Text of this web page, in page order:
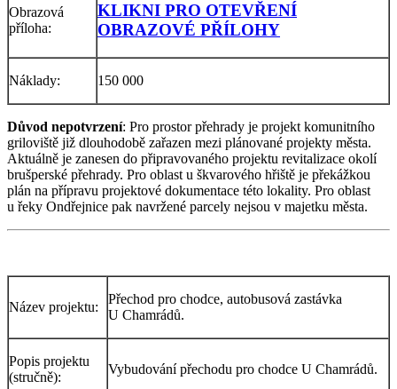
Obrazová
příloha:
KLIKNI PRO OTEVŘENÍ
OBRAZOVÉ PŘÍLOHY
Náklady: 150 000
Důvod nepotvrzení: Pro prostor přehrady je projekt komunitního
griloviště již dlouhodobě zařazen mezi plánované projekty města.
Aktuálně je zanesen do připravovaného projektu revitalizace okolí
brušperské přehrady. Pro oblast u škvarového hřiště je překážkou
plán na přípravu projektové dokumentace této lokality. Pro oblast
u řeky Ondřejnice pak navržené parcely nejsou v majetku města.
Název projektu:
Přechod pro chodce, autobusová zastávka
U Chamrádů.
Popis projektu
(stručně):
Vybudování přechodu pro chodce U Chamrádů.